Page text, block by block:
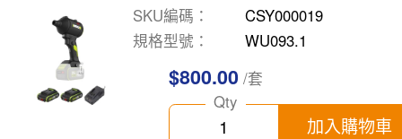
SKU編碼
CSY000019
規格型號
WU093.1
$800.00 /套
Qty
加入購物車